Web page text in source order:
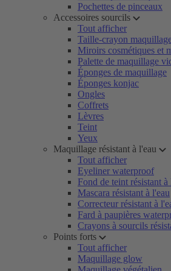
Pochettes de pinceaux
Accessoires sourcils
Tout afficher
Taille-crayon
Miroirs cosmétiques et
Palette de maquillage
Éponges de maquillage
Éponges konjac
Ongles
Coffrets
Lèvres
Teint
Yeux
Maquillage résistant à l'eau
Tout afficher
Eyeliner waterproof
Fond de teint résistant à
Mascara résistant à l'eau
Correcteur résistant à
Fard à paupières
Crayons à sourcils
Points forts
Tout afficher
Maquillage glow